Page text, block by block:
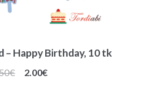
Happy Birthday, 10 tk
€
Algne
2.00€Praegune